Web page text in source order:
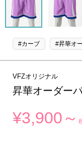
#カーブ #昇華オ
VFZオリジナル
昇華オーダー
¥3,900～